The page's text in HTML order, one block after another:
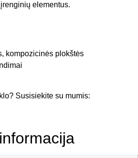
elementus.
kompozicinės plokštės
Susisiekite su mumis: